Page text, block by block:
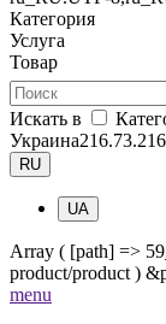
Категория
Услуга
Товар
Искать в
Украина
RU
UA
Array ( [path] =>
product/product )
menu